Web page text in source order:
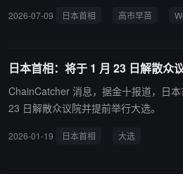
2026-07-09 日本首相 高市早苗
日本首相：将于 1 月 23 日解散众
ChainCatcher 消息，据金十报道，日
23 日解散众议院并提前举行大选。
2026-01-19 日本首相 大选